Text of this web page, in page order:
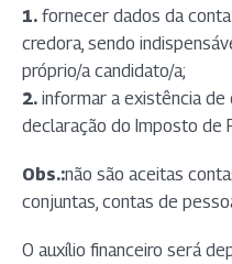
1. fornecer dados da
credora, sendo
próprio/a candidato/a;
2. informar a existência de
declaração do Imposto de
Obs.:não são aceitas
conjuntas, contas de
O auxílio financeiro será